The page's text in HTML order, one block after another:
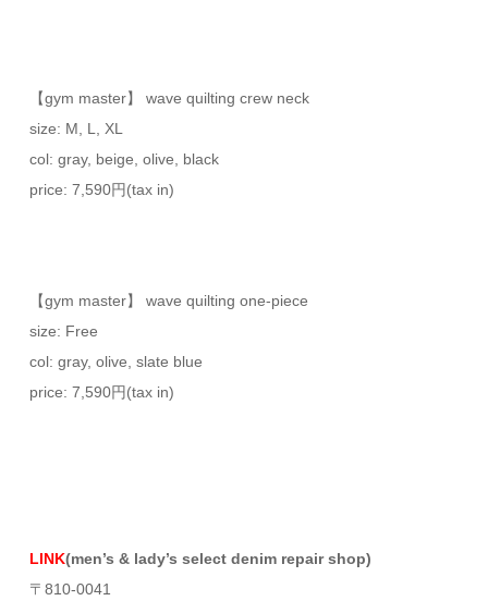
【gym master】 wave quilting crew neck
size: M, L, XL
col: gray, beige, olive, black
price: 7,590円(tax in)
【gym master】 wave quilting one-piece
size: Free
col: gray, olive, slate blue
price: 7,590円(tax in)
LINK(men’s & lady’s select denim repair shop)
〒810-0041